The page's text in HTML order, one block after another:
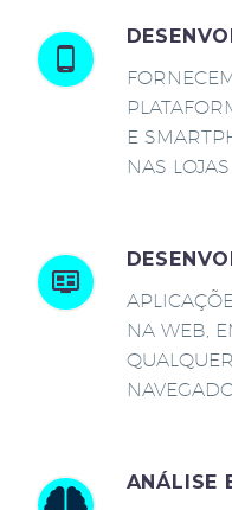
E
NAS
NA WEB,
ANÁLISE